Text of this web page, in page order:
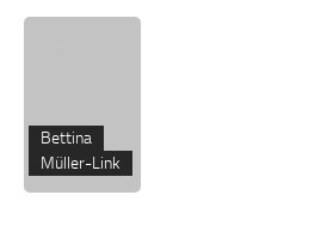
Bettina
Müller-Link